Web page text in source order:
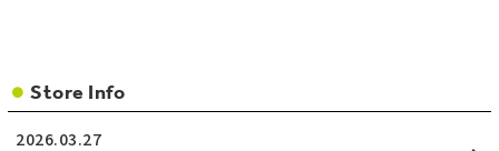
Store Info
2026.03.27